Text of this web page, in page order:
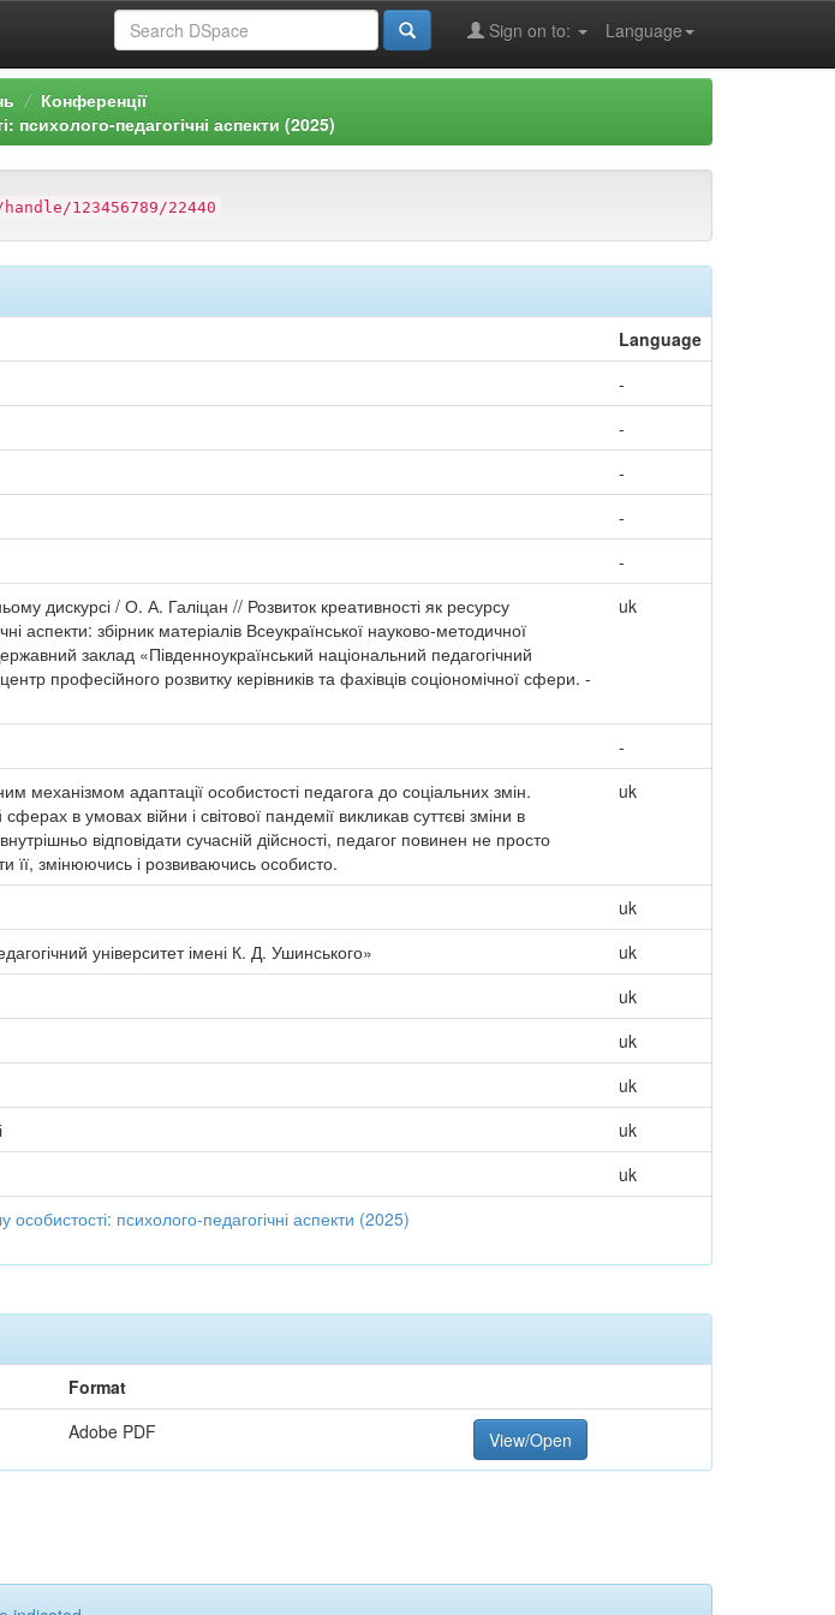
Language
Sign on to:
Конференції
психолого-педагогічні аспекти (2025)
123456789/22440
Language
-
-
-
-
-
дискурсі / О. А. Галіцан // Розвиток креативності як ресурсу
аспекти: збірник матеріалів Всеукраїнської науково-методичної
заклад «Південноукраїнський національний педагогічний
професійного розвитку керівників та фахівців соціономічної сфери. -
uk
-
механізмом адаптації особистості педагога до соціальних змін.
в умовах війни і світової пандемії викликав суттєві зміни в
відповідати сучасній дійсності, педагог повинен не просто
її, змінюючись і розвиваючись особисто.
uk
uk
університет імені К. Д. Ушинського»
uk
uk
uk
uk
uk
uk
особистості: психолого-педагогічні аспекти (2025)
Format
Adobe PDF View/Open